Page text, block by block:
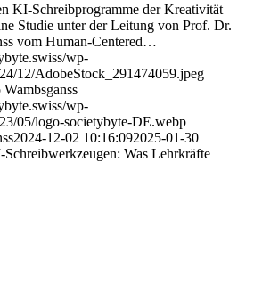
KI-Schreibprogramme der Kreativität
Studie unter der Leitung von Prof. Dr.
vom Human-Centered…
wp-
12/AdobeStock_291474059.jpeg
wp-
05/logo-societybyte-DE.webp
2024-12-02 10:16:092025-01-30
Was Lehrkräfte